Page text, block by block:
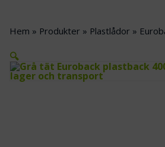
Hem » Produkter » Plastlådor »
🔍